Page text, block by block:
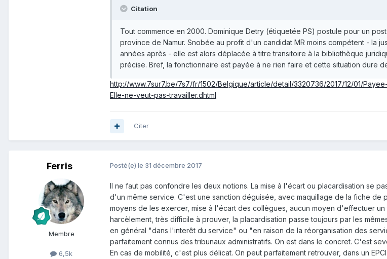
Citation
Tout commence en 2000. Dominique Detry (étiquetée PS) postule pour un
province de Namur. Snobée au profit d'un candidat MR moins compétent - la
années après - elle est alors déplacée à titre transitoire à la bibliothèque
précise. Bref, la fonctionnaire est payée à ne rien faire et cette situation dure
http://www.7sur7.be/7s7/fr/1502/Belgique/article/detail/3320736/2017/12/01/
Elle-ne-veut-pas-travailler.dhtml
Citer
Ferris
Membre
6,5k
Posté(e) le 31 décembre 2017
Il ne faut pas confondre les deux notions. La mise à l'écart ou placardisation se
d'un même service. C'est une sanction déguisée, avec maquillage de la fiche de
moyens de les exercer, mise à l'écart des collègues, aucun moyen d'effectuer
harcèlement, très difficile à prouver, la placardisation passe toujours par les
en général "dans l'interêt du service" ou "en raison de la réorganisation des
parfaitement connus des tribunaux administratifs. On est dans le concret. C'est
En cas de mobilité, c'est plus délicat. On peut parfaitement retrouver, dans un